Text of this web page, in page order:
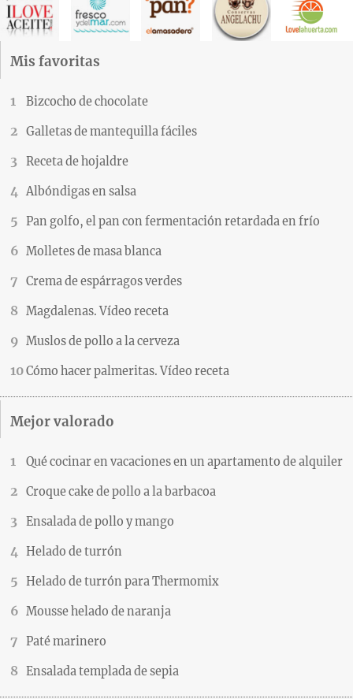
Mis favoritas
Bizcocho de chocolate
Galletas de mantequilla fáciles
Receta de hojaldre
Albóndigas en salsa
Pan golfo, el pan con fermentación retardada en frío
Molletes de masa blanca
Crema de espárragos verdes
Magdalenas. Vídeo receta
Muslos de pollo a la cerveza
Cómo hacer palmeritas. Vídeo receta
Mejor valorado
Qué cocinar en vacaciones en un apartamento de alquiler
Croque cake de pollo a la barbacoa
Ensalada de pollo y mango
Helado de turrón
Helado de turrón para Thermomix
Mousse helado de naranja
Paté marinero
Ensalada templada de sepia